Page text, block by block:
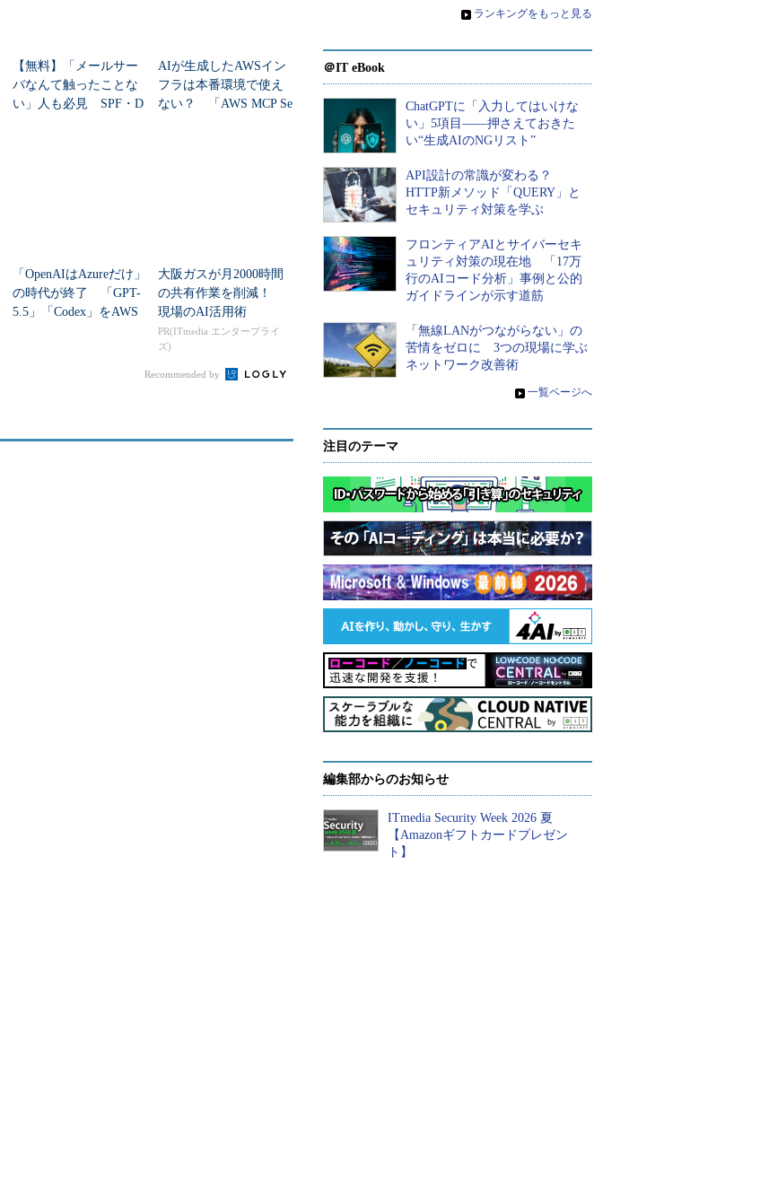
【無料】「メールサー
バなんて触ったことな
い」人も必見 SPF・D
AIが生成したAWSイン
フラは本番環境で使え
ない？ 「AWS MCP Se
「OpenAIはAzureだけ」
の時代が終了 「GPT-
5.5」「Codex」をAWS
大阪ガスが月2000時間
の共有作業を削減！
現場のAI活用術
PR(ITmedia エンタープライ
ズ)
Recommended by
» ランキングをもっと見る
＠IT eBook
ChatGPTに「入力してはいけな
い」5項目――押さえておきた
い“生成AIのNGリスト”
API設計の常識が変わる？
HTTP新メソッド「QUERY」と
セキュリティ対策を学ぶ
フロンティアAIとサイバーセキ
ュリティ対策の現在地 「17万
行のAIコード分析」事例と公的
ガイドラインが示す道筋
「無線LANがつながらない」の
苦情をゼロに 3つの現場に学ぶ
ネットワーク改善術
» 一覧ページへ
注目のテーマ
編集部からのお知らせ
ITmedia Security Week 2026 夏
【Amazonギフトカードプレゼン
ト】